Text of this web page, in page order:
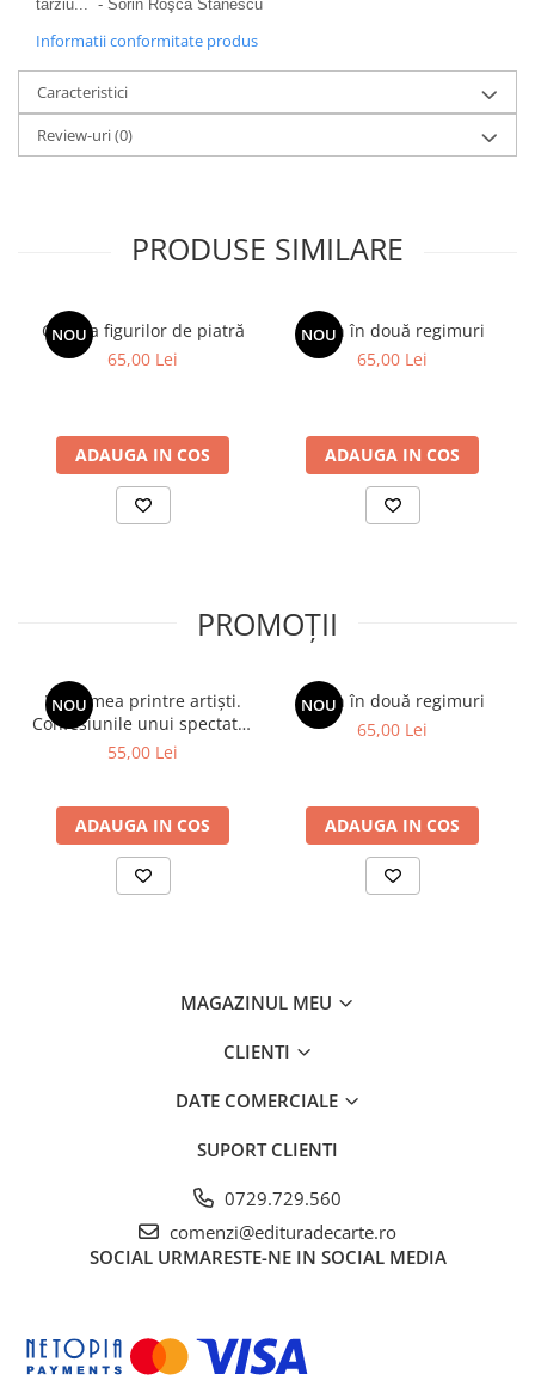
târziu... - Sorin Roşca Stănescu
Informatii conformitate produs
Caracteristici
Review-uri(0)
PRODUSE SIMILARE
NOU
Galeria figurilor de piatră
65,00 Lei
ADAUGA IN COS
NOU
Spion în două regimuri
65,00 Lei
ADAUGA IN COS
PROMOȚII
NOU
Viața mea printre artiști.
Confesiunile unui spectator
fidel
55,00 Lei
ADAUGA IN COS
NOU
Spion în două regimuri
65,00 Lei
ADAUGA IN COS
MAGAZINUL MEU
CLIENTI
DATE COMERCIALE
SUPORT CLIENTI
0729.729.560
comenzi@edituradecarte.ro
SOCIAL URMARESTE-NE IN SOCIAL MEDIA